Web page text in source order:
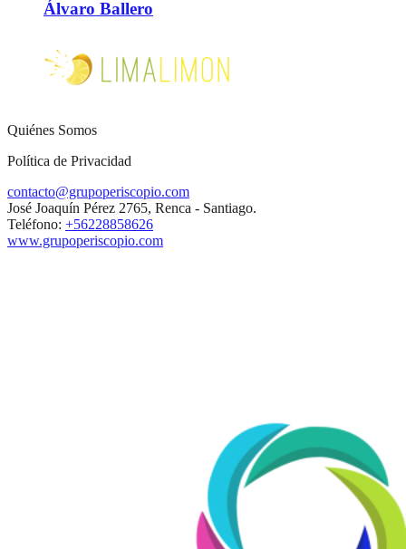
Álvaro Ballero
Quiénes Somos
Política de Privacidad
contacto@grupoperiscopio.com
José Joaquín Pérez 2765, Renca - Santiago.
Teléfono: +56228858626
www.grupoperiscopio.com